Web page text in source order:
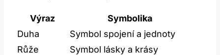
Výraz
Symbolika
Duha
Symbol spojení a jednoty
Růže
Symbol lásky a krásy